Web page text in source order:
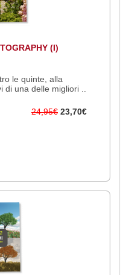
(I)
le quinte, alla
una delle migliori ..
24,95€ 23,70€